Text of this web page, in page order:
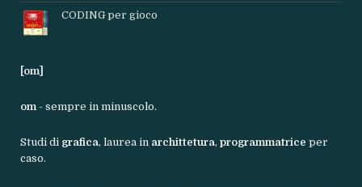
CODING per gioco
[om]
om - sempre in minuscolo.
Studi di grafica, laurea in archittetura,programmatriceper
caso.